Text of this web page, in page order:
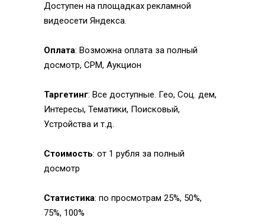
Доступен на площадках рекламной
видеосети Яндекса.
Оплата: Возможна оплата за полный
досмотр, CPM, Аукцион
Таргетинг: Все доступные. Гео, Соц. дем,
Интересы, Тематики, Поисковый,
Устройства и т.д.
Стоимость: от 1 рубля за полный
досмотр
Статистика: по просмотрам 25%, 50%,
75%, 100%